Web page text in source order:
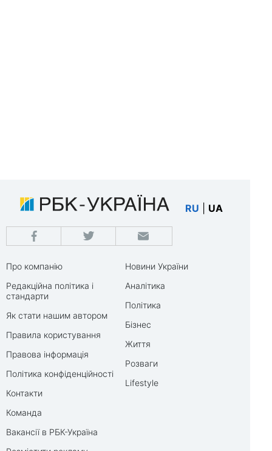
RU UA
Про компанію
Редакційна політика і
стандарти
Як стати нашим автором
Правила користування
Правова інформація
Політика конфіденційності
Контакти
Команда
Вакансії в РБК-Україна
Новини України
Аналітика
Політика
Бізнес
Життя
Розваги
Lifestyle